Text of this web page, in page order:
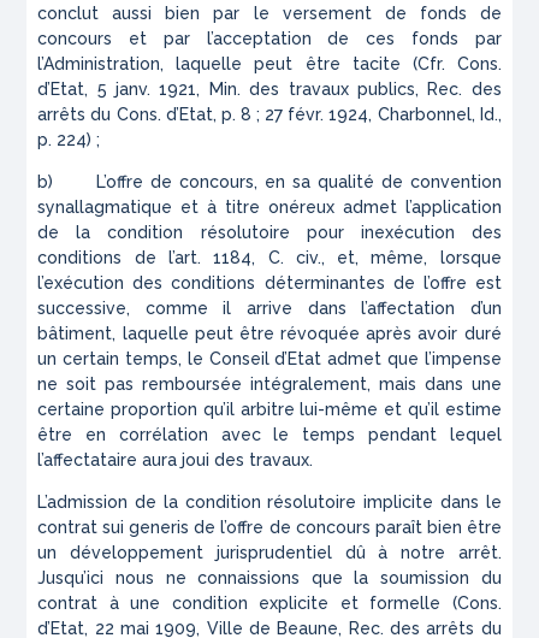
conclut aussi bien par le versement de fonds de
concours et par l’acceptation de ces fonds par
l’Administration, laquelle peut être tacite (Cfr. Cons.
d’Etat, 5 janv. 1921,
Min. des travaux publics, Rec. des
arrêts du Cons. d’Etat, p. 8 ; 27 févr. 1924, Charbonnel, Id.,
p. 224) ;
b) L’offre de concours, en sa qualité de convention
synallagmatique et à titre onéreux admet l’application
de la condition résolutoire pour inexécution des
conditions de l’art. 1184, C. civ., et, même, lorsque
l’exécution des conditions déterminantes de l’offre est
successive, comme il arrive dans l’affectation d’un
bâtiment, laquelle peut être révoquée après avoir duré
un certain temps, le Conseil d’Etat admet que l’impense
ne soit pas remboursée intégralement, mais dans une
certaine proportion qu’il arbitre lui-même et qu’il estime
être en corrélation avec le temps pendant lequel
l’affectataire aura joui des travaux.
L’admission de la condition résolutoire implicite dans le
contratsui generisde l’offre de concours paraît bien être
un développement jurisprudentiel dû à notre arrêt.
Jusqu’ici nous ne connaissions que la soumission du
contrat à une condition explicite et formelle (Cons.
d’Etat, 22 mai 1909, Ville de Beaune, Rec. des arrêts du